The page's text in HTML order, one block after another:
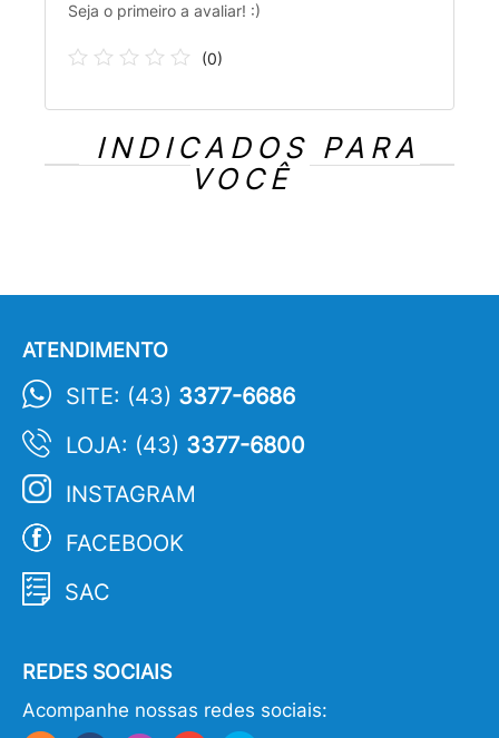
Seja o primeiro a avaliar! :)
(0)
INDICADOS PARA
VOCÊ
ATENDIMENTO
SITE: (43) 3377-6686
LOJA: (43) 3377-6800
INSTAGRAM
FACEBOOK
SAC
REDES SOCIAIS
Acompanhe nossas redes sociais: